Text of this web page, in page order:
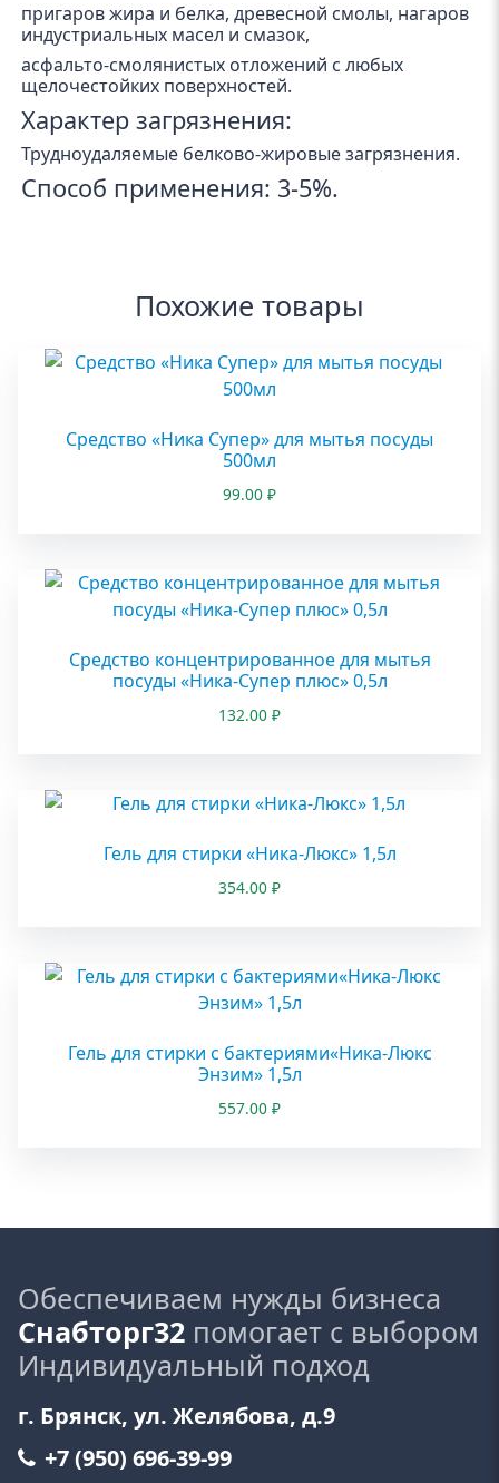
пригаров жира и белка, древесной смолы, нагаров
индустриальных масел и смазок,
асфальто-смолянистых отложений с любых
щелочестойких поверхностей.
Характер загрязнения:
Трудноудаляемые белково-жировые загрязнения.
Способ применения: 3-5%.
Похожие товары
Средство «Ника Супер» для мытья посуды
500мл
99.00 ₽
Средство концентрированное для мытья
посуды «Ника-Супер плюс» 0,5л
132.00 ₽
Гель для стирки «Ника-Люкс» 1,5л
354.00 ₽
Гель для стирки с бактериями«Ника-Люкс
Энзим» 1,5л
557.00 ₽
Обеспечиваем нужды бизнеса
Снабторг32 помогает с выбором
Индивидуальный подход
г. Брянск, ул. Желябова, д.9
+7 (950) 696-39-99